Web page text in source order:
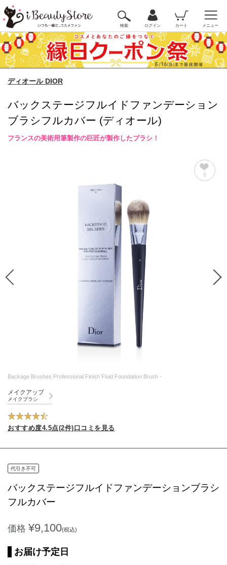
検索 ログイン カート メニュー
ディオール DIOR
バックステージフルイドファンデーション
ブラシフルカバー (ディオール)
フランスの美術用筆製作の巨匠が製作したブラシ！
8
Backage Brushes Professional Finish Fluid Foundation Brush -
メイクアップ
メイクブラシ
おすすめ度4.5点(2件)口コミを見る
代引き不可
バックステージフルイドファンデーションブラシ
フルカバー
価格 ¥9,100(税込)
お届け予定日